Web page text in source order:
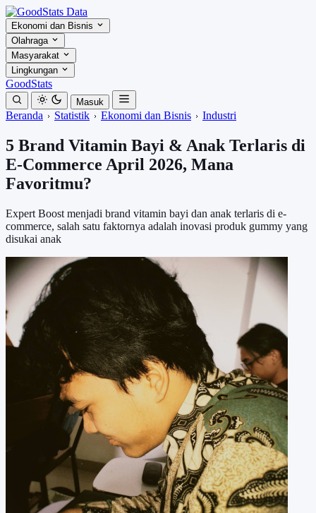
Ekonomi dan Bisnis
Olahraga
Masyarakat
Lingkungan
GoodStats
Masuk
Beranda Statistik Ekonomi dan Bisnis Industri
5 Brand Vitamin Bayi & Anak Terlaris di
E-Commerce April 2026, Mana
Favoritmu?
Expert Boost menjadi brand vitamin bayi dan anak terlaris di e-
commerce, salah satu faktornya adalah inovasi produk gummy yang
disukai anak